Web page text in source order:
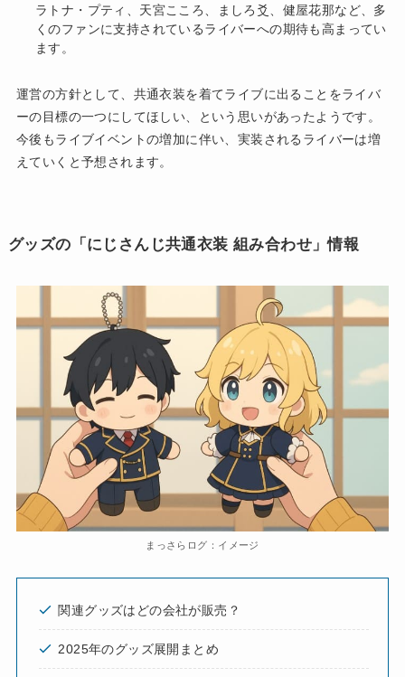
ラトナ・プティ、天宮こころ、ましろ爻、健屋花那など、多
くのファンに支持されているライバーへの期待も高まってい
ます。
運営の方針として、共通衣装を着てライブに出ることをライバ
ーの目標の一つにしてほしい、という思いがあったようです。
今後もライブイベントの増加に伴い、実装されるライバーは増
えていくと予想されます。
グッズの「にじさんじ共通衣装 組み合わせ」情報
まっさらログ：イメージ
関連グッズはどの会社が販売？
2025年のグッズ展開まとめ